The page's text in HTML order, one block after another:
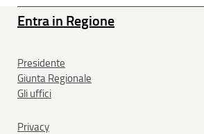
Entra in Regione
Presidente
Giunta Regionale
Gli uffici
Privacy